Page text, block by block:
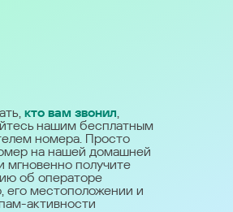
кто вам звонил,
нашим бесплатным
номера. Просто
на нашей домашней
мгновенно получите
об операторе
его местоположении и
активности